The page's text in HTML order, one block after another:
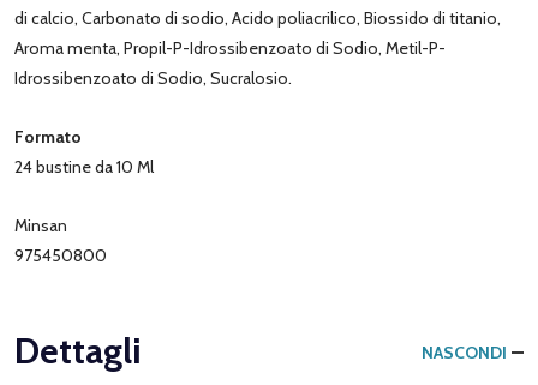
di calcio, Carbonato di sodio, Acido poliacrilico, Biossido di titanio,
Aroma menta, Propil-P-Idrossibenzoato di Sodio, Metil-P-
Idrossibenzoato di Sodio, Sucralosio.
Formato
24 bustine da 10 Ml
Minsan
975450800
Dettagli NASCONDI